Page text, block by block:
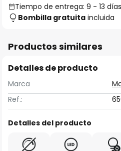
Tiempo de entrega: 9 - 13
Bombilla gratuita incluida
Productos similares
Detalles de producto
Marca
Ref.:
Detalles del producto